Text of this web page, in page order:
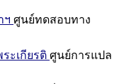
ฯ ศูนย์ทดสอบทาง
ะเกียรติ ศูนย์การแปล